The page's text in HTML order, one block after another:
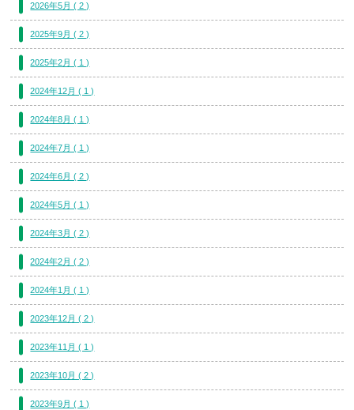
2026年5月 ( 2 )
2025年9月 ( 2 )
2025年2月 ( 1 )
2024年12月 ( 1 )
2024年8月 ( 1 )
2024年7月 ( 1 )
2024年6月 ( 2 )
2024年5月 ( 1 )
2024年3月 ( 2 )
2024年2月 ( 2 )
2024年1月 ( 1 )
2023年12月 ( 2 )
2023年11月 ( 1 )
2023年10月 ( 2 )
2023年9月 ( 1 )